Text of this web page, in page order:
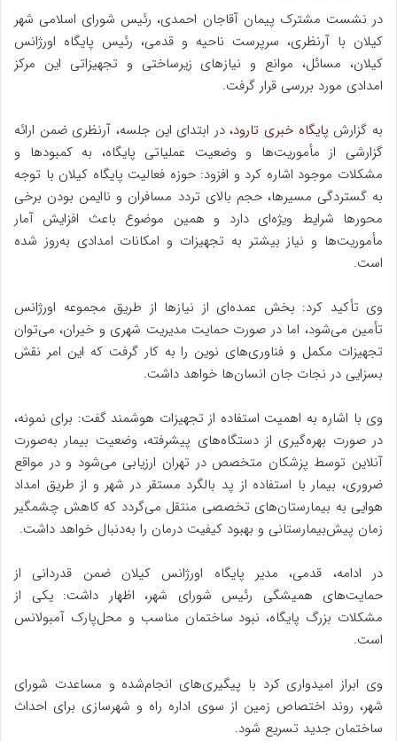
در نشست مشترک پیمان آقاجان احمدی، رئیس شورای اسلامی شهر
کیلان با آرنظری، سرپرست ناحیه و قدمی، رئیس پایگاه اورژانس
کیلان، مسائل، موانع و نیازهای زیرساختی و تجهیزاتی این مرکز
امدادی مورد بررسی قرار گرفت.
به گزارش پایگاه خبری تارود، در ابتدای این جلسه، آرنظری ضمن ارائه
گزارشی از مأموریت‌ها و وضعیت عملیاتی پایگاه، به کمبودها و
مشکلات موجود اشاره کرد و افزود: حوزه فعالیت پایگاه کیلان با توجه
به گستردگی مسیرها، حجم بالای تردد مسافران و ناایمن بودن برخی
محورها شرایط ویژه‌ای دارد و همین موضوع باعث افزایش آمار
مأموریت‌ها و نیاز بیشتر به تجهیزات و امکانات امدادی به‌روز شده
است.
وی تأکید کرد: بخش عمده‌ای از نیازها از طریق مجموعه اورژانس
تأمین می‌شود، اما در صورت حمایت مدیریت شهری و خیران، می‌توان
تجهیزات مکمل و فناوری‌های نوین را به کار گرفت که این امر نقش
بسزایی در نجات جان انسان‌ها خواهد داشت.
وی با اشاره به اهمیت استفاده از تجهیزات هوشمند گفت: برای نمونه،
در صورت بهره‌گیری از دستگاه‌های پیشرفته، وضعیت بیمار به‌صورت
آنلاین توسط پزشکان متخصص در تهران ارزیابی می‌شود و در مواقع
ضروری، بیمار با استفاده از پد بالگرد مستقر در شهر و از طریق امداد
هوایی به بیمارستان‌های تخصصی منتقل می‌گردد که کاهش چشمگیر
زمان پیش‌بیمارستانی و بهبود کیفیت درمان را به‌دنبال خواهد داشت.
در ادامه، قدمی، مدیر پایگاه اورژانس کیلان ضمن قدردانی از
حمایت‌های همیشگی رئیس شورای شهر، اظهار داشت: یکی از
مشکلات بزرگ پایگاه، نبود ساختمان مناسب و محل‌پارک آمبولانس
است.
وی ابراز امیدواری کرد با پیگیری‌های انجام‌شده و مساعدت شورای
شهر، روند اختصاص زمین از سوی اداره راه و شهرسازی برای احداث
ساختمان جدید تسریع شود.